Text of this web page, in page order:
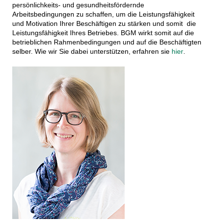
persönlichkeits- und gesundheitsfördernde
Arbeitsbedingungen zu schaffen, um die Leistungsfähigkeit
und Motivation Ihrer Beschäftigen zu stärken und somit die
Leistungsfähigkeit Ihres Betriebes. BGM wirkt somit auf die
betrieblichen Rahmenbedingungen und auf die Beschäftigten
selber. Wie wir Sie dabei unterstützen, erfahren sie hier.